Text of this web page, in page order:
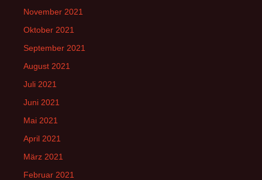
November 2021
Oktober 2021
September 2021
August 2021
Juli 2021
Juni 2021
Mai 2021
April 2021
März 2021
Februar 2021